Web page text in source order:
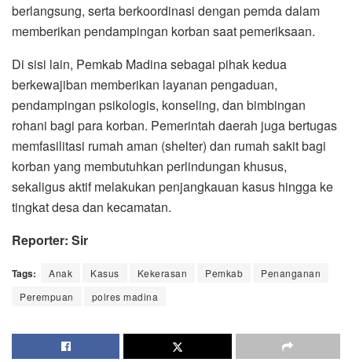
berlangsung, serta berkoordinasi dengan pemda dalam
memberikan pendampingan korban saat pemeriksaan.
Di sisi lain, Pemkab Madina sebagai pihak kedua
berkewajiban memberikan layanan pengaduan,
pendampingan psikologis, konseling, dan bimbingan
rohani bagi para korban. Pemerintah daerah juga bertugas
memfasilitasi rumah aman (shelter) dan rumah sakit bagi
korban yang membutuhkan perlindungan khusus,
sekaligus aktif melakukan penjangkauan kasus hingga ke
tingkat desa dan kecamatan.
Reporter: Sir
Tags: Anak Kasus Kekerasan Pemkab
Penanganan
Perempuan
polres madina